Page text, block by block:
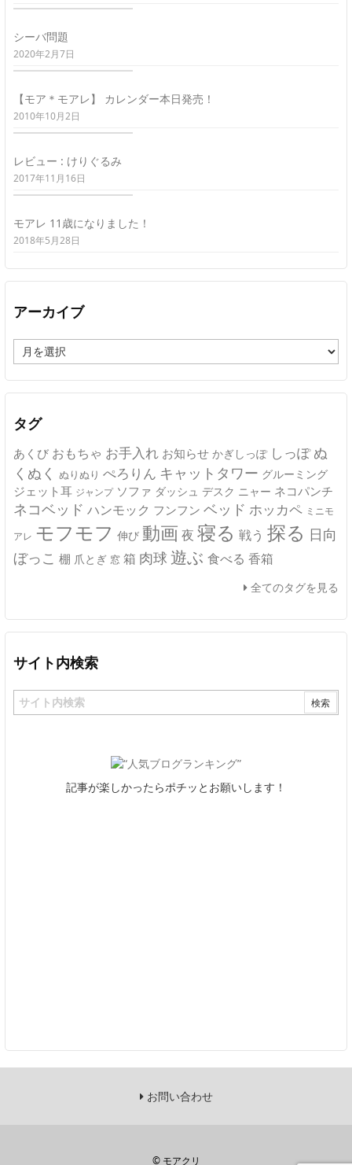
シーバ問題
2020年2月7日
【モア＊モアレ】 カレンダー本日発売！
2010年10月2日
レビュー : けりぐるみ
2017年11月16日
モアレ 11歳になりました！
2018年5月28日
アーカイブ
ー
カ
イ
タグ
あくび おもちゃ お手入れ お知らせ かぎしっぽ しっぽ ぬ
くぬく ぬりぬり ぺろりん キャットタワー グルーミング
ジェット耳 ジャンプ ソファ ダッシュ デスク ニャー ネコパンチ
ネコベッド ハンモック フンフン ベッド ホッカペ ミニモ
アレ モフモフ 伸び 動画 夜 寝る 戦う 探る 日向
ぼっこ 棚 爪とぎ 窓 箱 肉球 遊ぶ 食べる 香箱
全てのタグを見る
サイト内検索
記事が楽しかったらポチッとお願いします！
お問い合わせ
© モアクリ